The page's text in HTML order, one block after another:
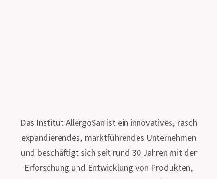
Das Institut AllergoSan ist ein innovatives, rasch
expandierendes, marktführendes Unternehmen
und beschäftigt sich seit rund 30 Jahren mit der
Erforschung und Entwicklung von Produkten,